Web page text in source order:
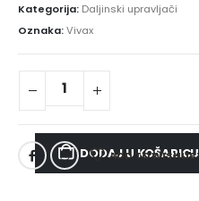
Kategorija: Daljinski upravljači
Oznaka:Vivax
DODAJ U KOŠARICU
ADD TO WISHLIST